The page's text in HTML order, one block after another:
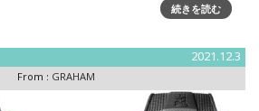
スペースを誇る”PrimaCasa（プリマ カ
続きを読む
2021.12.3
From : GRAHAM